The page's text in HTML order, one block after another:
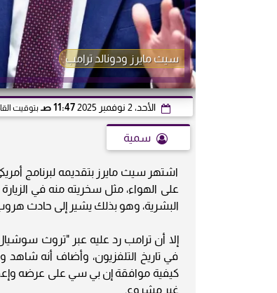
سيث مايرز ودونالد ترامب
الأحد، 2 نوفمبر 2025 11:47 صـ بتوقيت
سمية
اشتهر سيث مايرز بتقديمه لبرنامج
على الهواء، مثل سخريته منه في الزيارة
البشرية، وهو بذلك يشير إلى حادث
في تاريخ التلفزيون، وأضاف أنه
كيفية موافقة إن بي سي على عرضه
غير مشروع.